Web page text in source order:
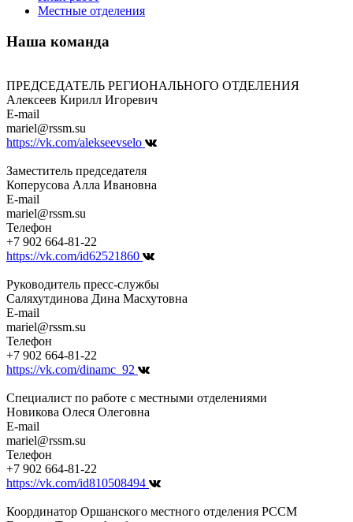
Местные отделения
Наша команда
ПРЕДСЕДАТЕЛЬ РЕГИОНАЛЬНОГО ОТДЕЛЕНИЯ
Алексеев Кирилл Игоревич
E-mail
mariel@rssm.su
https://vk.com/alekseevselo
Заместитель председателя
Коперусова Алла Ивановна
E-mail
mariel@rssm.su
Телефон
+7 902 664-81-22
https://vk.com/id62521860
Руководитель пресс-службы
Саляхутдинова Дина Масхутовна
E-mail
mariel@rssm.su
Телефон
+7 902 664-81-22
https://vk.com/dinamc_92
Специалист по работе с местными отделениями
Новикова Олеся Олеговна
E-mail
mariel@rssm.su
Телефон
+7 902 664-81-22
https://vk.com/id810508494
Координатор Оршанского местного отделения РССМ